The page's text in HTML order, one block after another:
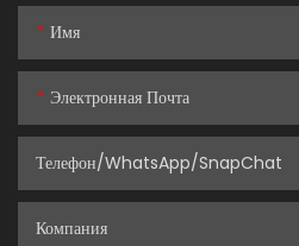
Имя
Электронная Почта
Телефон/WhatsApp/SnapChat
Компания